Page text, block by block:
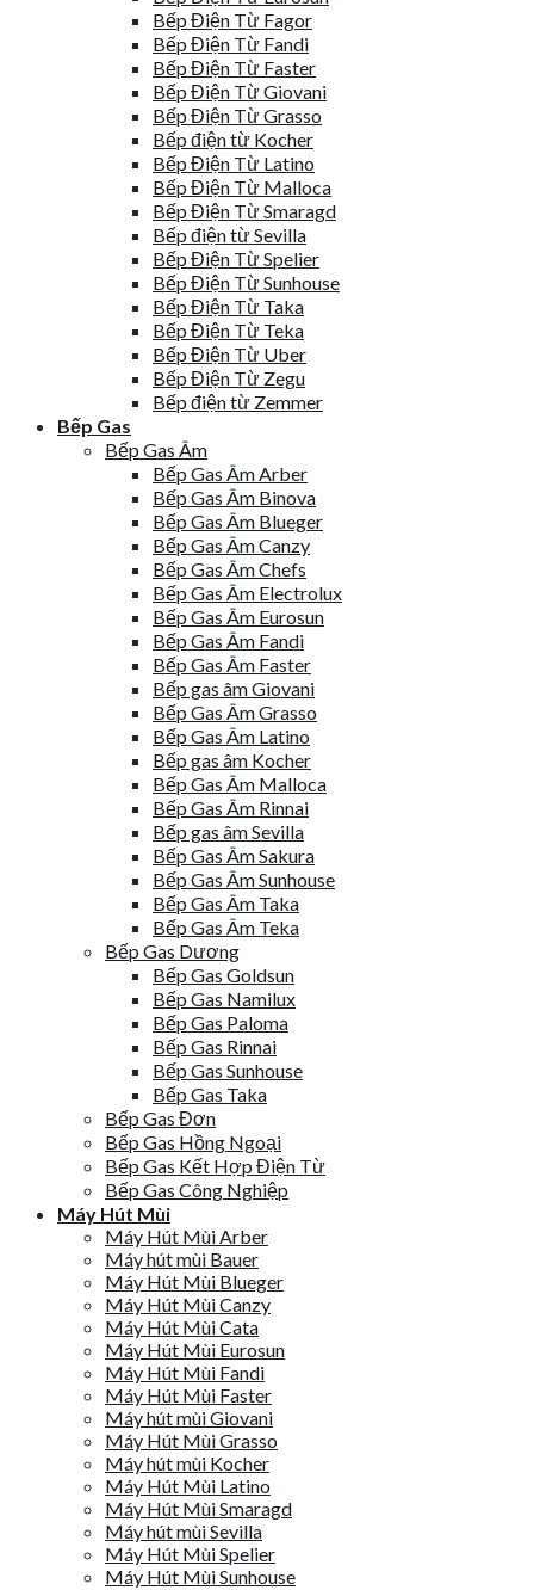
Bếp Điện Từ Fagor
Bếp Điện Từ Fandi
Bếp Điện Từ Faster
Bếp Điện Từ Giovani
Bếp Điện Từ Grasso
Bếp điện từ Kocher
Bếp Điện Từ Latino
Bếp Điện Từ Malloca
Bếp Điện Từ Smaragd
Bếp điện từ Sevilla
Bếp Điện Từ Spelier
Bếp Điện Từ Sunhouse
Bếp Điện Từ Taka
Bếp Điện Từ Teka
Bếp Điện Từ Uber
Bếp Điện Từ Zegu
Bếp điện từ Zemmer
Bếp Gas
Bếp Gas Âm
Bếp Gas Âm Arber
Bếp Gas Âm Binova
Bếp Gas Âm Blueger
Bếp Gas Âm Canzy
Bếp Gas Âm Chefs
Bếp Gas Âm Electrolux
Bếp Gas Âm Eurosun
Bếp Gas Âm Fandi
Bếp Gas Âm Faster
Bếp gas âm Giovani
Bếp Gas Âm Grasso
Bếp Gas Âm Latino
Bếp gas âm Kocher
Bếp Gas Âm Malloca
Bếp Gas Âm Rinnai
Bếp gas âm Sevilla
Bếp Gas Âm Sakura
Bếp Gas Âm Sunhouse
Bếp Gas Âm Taka
Bếp Gas Âm Teka
Bếp Gas Dương
Bếp Gas Goldsun
Bếp Gas Namilux
Bếp Gas Paloma
Bếp Gas Rinnai
Bếp Gas Sunhouse
Bếp Gas Taka
Bếp Gas Đơn
Bếp Gas Hồng Ngoại
Bếp Gas Kết Hợp Điện Từ
Bếp Gas Công Nghiệp
Máy Hút Mùi
Máy Hút Mùi Arber
Máy hút mùi Bauer
Máy Hút Mùi Blueger
Máy Hút Mùi Canzy
Máy Hút Mùi Cata
Máy Hút Mùi Eurosun
Máy Hút Mùi Fandi
Máy Hút Mùi Faster
Máy hút mùi Giovani
Máy Hút Mùi Grasso
Máy hút mùi Kocher
Máy Hút Mùi Latino
Máy Hút Mùi Smaragd
Máy hút mùi Sevilla
Máy Hút Mùi Spelier
Máy Hút Mùi Sunhouse